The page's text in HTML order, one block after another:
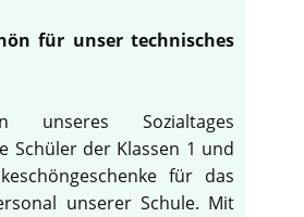
für unser technisches
unseres Sozialtages
Schüler der Klassen 1 und
für das
unserer Schule. Mit